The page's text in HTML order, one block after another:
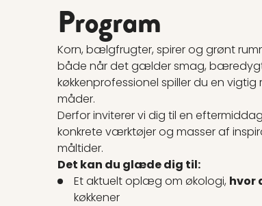
Program
Korn, bælgfrugter, spirer og grønt
både når det gælder smag,
køkkenprofessionel spiller du en
måder.
Derfor inviterer vi dig til en
konkrete værktøjer og masser af
måltider.
Det kan du glæde dig til:
Et aktuelt oplæg om økologi, hvor
køkkener